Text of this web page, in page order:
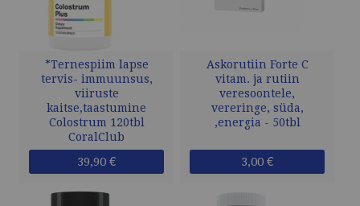
*Ternespiim lapse
tervis- immuunsus,
viiruste
kaitse,taastumine
Colostrum 120tbl
CoralClub
39,90 €
Askorutiin Forte C
vitam. ja rutiin
veresoontele,
vereringe, süda,
,energia - 50tbl
3,00 €